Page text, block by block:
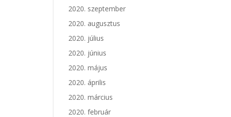
2020. szeptember
2020. augusztus
2020. július
2020. június
2020. május
2020. április
2020. március
2020. február